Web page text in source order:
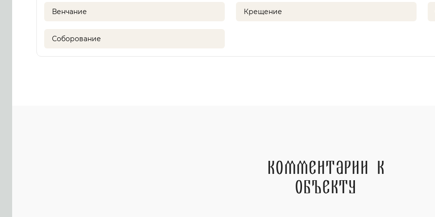
Венчание Крещение
Соборование
Комментарии к
объекту